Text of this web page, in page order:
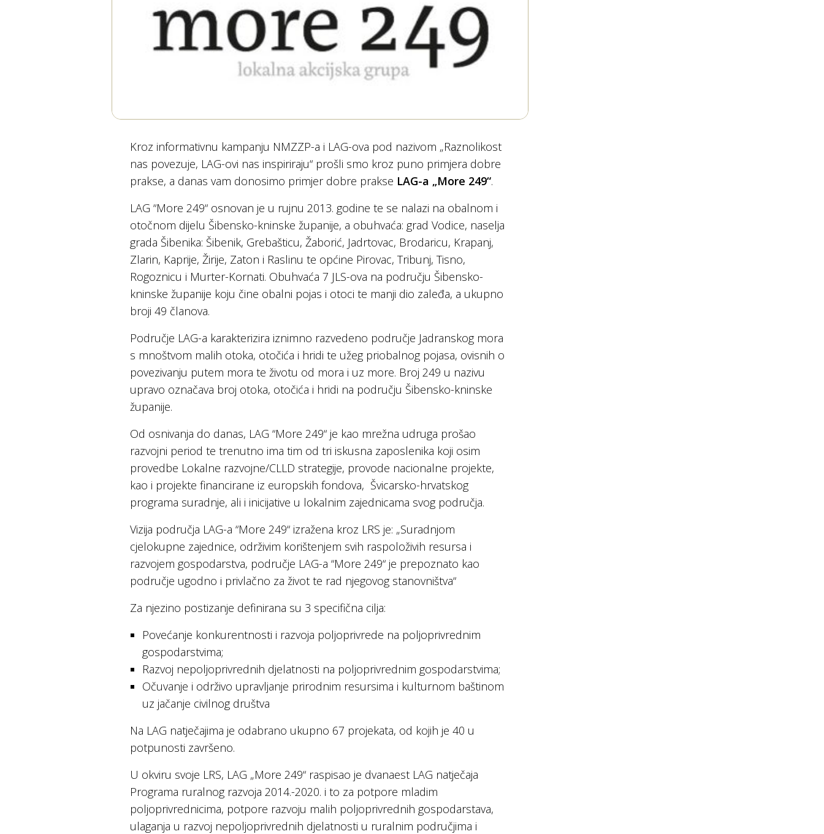
Kroz informativnu kampanju NMZZP-a i LAG-ova pod nazivom „Raznolikost
nas povezuje, LAG-ovi nas inspiriraju“ prošli smo kroz puno primjera dobre
prakse, a danas vam donosimo primjer dobre prakse LAG-a „More 249“.
LAG “More 249“ osnovan je u rujnu 2013. godine te se nalazi na obalnom i
otočnom dijelu Šibensko-kninske županije, a obuhvaća: grad Vodice, naselja
grada Šibenika: Šibenik, Grebašticu, Žaborić, Jadrtovac, Brodaricu, Krapanj,
Zlarin, Kaprije, Žirije, Zaton i Raslinu te općine Pirovac, Tribunj, Tisno,
Rogoznicu i Murter-Kornati. Obuhvaća 7 JLS-ova na području Šibensko-
kninske županije koju čine obalni pojas i otoci te manji dio zaleđa, a ukupno
broji 49 članova.
Područje LAG-a karakterizira iznimno razvedeno područje Jadranskog mora
s mnoštvom malih otoka, otočića i hridi te užeg priobalnog pojasa, ovisnih o
povezivanju putem mora te životu od mora i uz more. Broj 249 u nazivu
upravo označava broj otoka, otočića i hridi na području Šibensko-kninske
županije.
Od osnivanja do danas, LAG “More 249“ je kao mrežna udruga prošao
razvojni period te trenutno ima tim od tri iskusna zaposlenika koji osim
provedbe Lokalne razvojne/CLLD strategije, provode nacionalne projekte,
kao i projekte financirane iz europskih fondova, Švicarsko-hrvatskog
programa suradnje, ali i inicijative u lokalnim zajednicama svog područja.
Vizija područja LAG-a “More 249“ izražena kroz LRS je: „Suradnjom
cjelokupne zajednice, održivim korištenjem svih raspoloživih resursa i
razvojem gospodarstva, područje LAG-a “More 249“ je prepoznato kao
područje ugodno i privlačno za život te rad njegovog stanovništva“
Za njezino postizanje definirana su 3 specifična cilja:
Povećanje konkurentnosti i razvoja poljoprivrede na poljoprivrednim
gospodarstvima;
Razvoj nepoljoprivrednih djelatnosti na poljoprivrednim gospodarstvima;
Očuvanje i održivo upravljanje prirodnim resursima i kulturnom baštinom
uz jačanje civilnog društva
Na LAG natječajima je odabrano ukupno 67 projekata, od kojih je 40 u
potpunosti završeno.
U okviru svoje LRS, LAG „More 249“ raspisao je dvanaest LAG natječaja
Programa ruralnog razvoja 2014.-2020. i to za potpore mladim
poljoprivrednicima, potpore razvoju malih poljoprivrednih gospodarstava,
ulaganja u razvoj nepoljoprivrednih djelatnosti u ruralnim područjima i